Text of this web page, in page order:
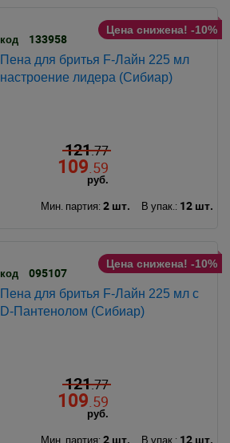
Цена снижена! -10%
код 133958
Пена для бритья F-Лайн 225 мл
настроение лидера (Сибиар)
121.77
109 .59
руб.
Мин. партия: 2 шт. В упак.: 12 шт.
Цена снижена! -10%
код 095107
Пена для бритья F-Лайн 225 мл с
D-Пантенолом (Сибиар)
121.77
109 .59
руб.
Мин. партия: 2 шт. В упак.: 12 шт.